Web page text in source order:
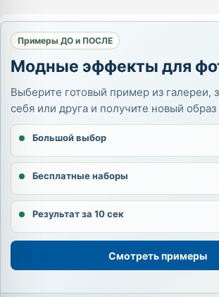
Примеры ДО и ПОСЛЕ
Модные эффекты для
Выберите готовый пример из галереи,
себя или друга и получите новый
Большой выбор
Бесплатные наборы
Результат за 10 сек
Смотреть примеры